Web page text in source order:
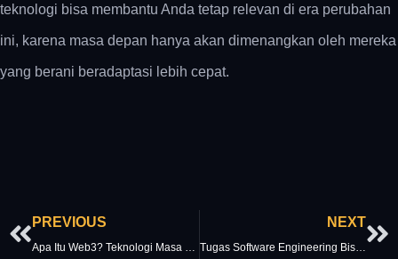
teknologi bisa membantu Anda tetap relevan di era perubahan
ini, karena masa depan hanya akan dimenangkan oleh mereka
yang berani beradaptasi lebih cepat.
Prev
PREVIOUS NEXT
Tugas Software Engineering Bisa Cepat Beres, Begini Triknya